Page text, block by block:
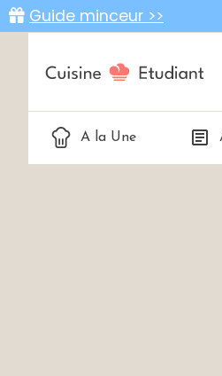
Guide minceur >>
A la Une